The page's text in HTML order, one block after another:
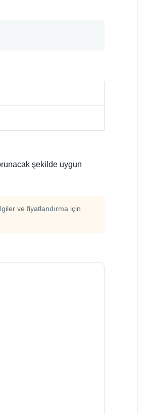
şekilde uygun
ve fiyatlandırma için